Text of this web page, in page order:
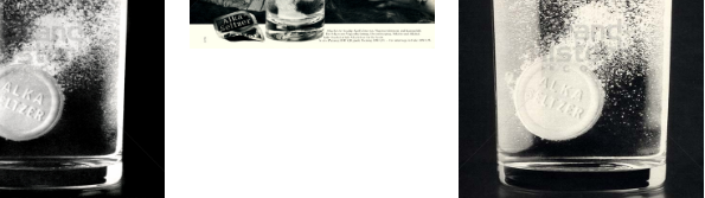
Bild-ID: 12386
Alka-Seltzer
Bayer Austria
Ges.m.b.H.
1975
Bild-ID: 73922
Alka-Seltzer
Bayer Austria
Ges.m.b.H.
1975
Bild-ID: 503